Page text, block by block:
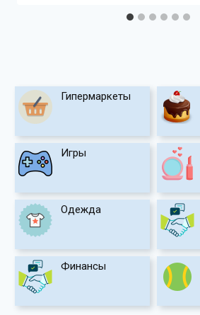
Гипермаркеты
Игры
Одежда
Финансы